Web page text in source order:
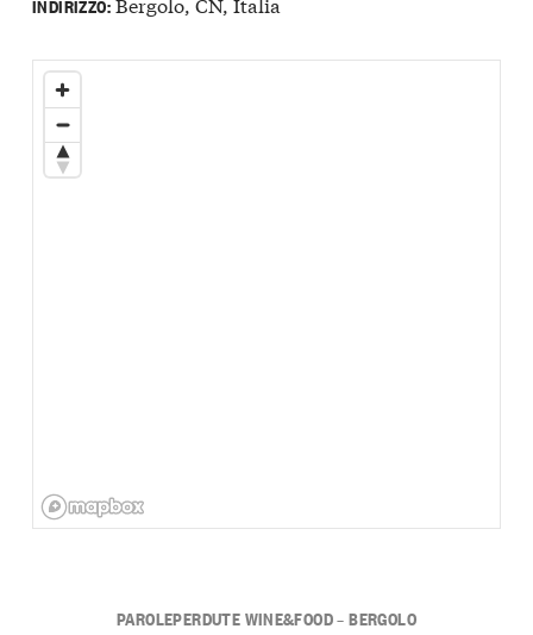
INDIRIZZO:
PAROLEPERDUTE WINE&FOOD – BERGOLO